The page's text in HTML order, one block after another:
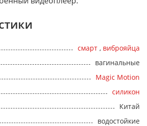
смарт , виброяйца
вагинальные
Magic Motion
силикон
Китай
водостойкие